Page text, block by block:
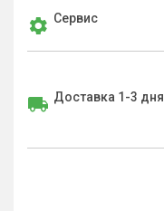
Сервис
Доставка 1-3 дня